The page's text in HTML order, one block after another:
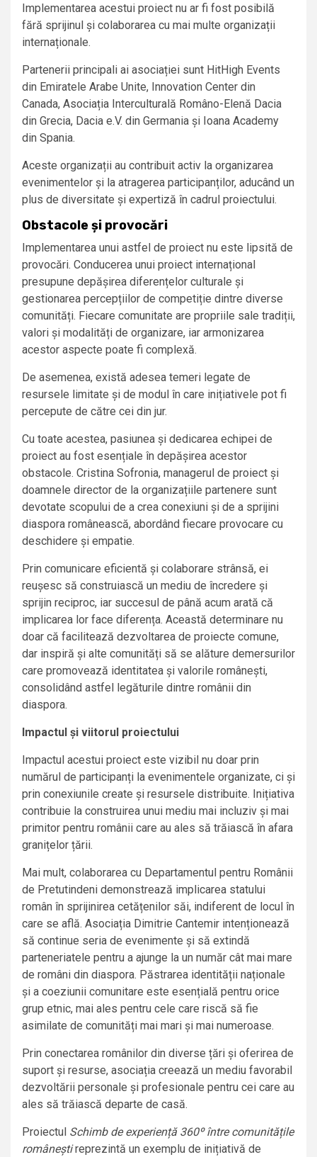
Implementarea acestui proiect nu ar fi fost posibilă
fără sprijinul și colaborarea cu mai multe organizații
internaționale.
Partenerii principali ai asociației sunt HitHigh Events
din Emiratele Arabe Unite, Innovation Center din
Canada, Asociația Interculturală Româno-Elenă Dacia
din Grecia, Dacia e.V. din Germania și Ioana Academy
din Spania.
Aceste organizații au contribuit activ la organizarea
evenimentelor și la atragerea participanților, aducând un
plus de diversitate și expertiză în cadrul proiectului.
Obstacole și provocări
Implementarea unui astfel de proiect nu este lipsită de
provocări. Conducerea unui proiect internațional
presupune depășirea diferențelor culturale și
gestionarea percepțiilor de competiție dintre diverse
comunități. Fiecare comunitate are propriile sale tradiții,
valori și modalități de organizare, iar armonizarea
acestor aspecte poate fi complexă.
De asemenea, există adesea temeri legate de
resursele limitate și de modul în care inițiativele pot fi
percepute de către cei din jur.
Cu toate acestea, pasiunea și dedicarea echipei de
proiect au fost esențiale în depășirea acestor
obstacole. Cristina Sofronia, managerul de proiect și
doamnele director de la organizațiile partenere sunt
devotate scopului de a crea conexiuni și de a sprijini
diaspora românească, abordând fiecare provocare cu
deschidere și empatie.
Prin comunicare eficientă și colaborare strânsă, ei
reușesc să construiască un mediu de încredere și
sprijin reciproc, iar succesul de până acum arată că
implicarea lor face diferența. Această determinare nu
doar că facilitează dezvoltarea de proiecte comune,
dar inspiră și alte comunități să se alăture demersurilor
care promovează identitatea și valorile românești,
consolidând astfel legăturile dintre românii din
diaspora.
Impactul și viitorul proiectului
Impactul acestui proiect este vizibil nu doar prin
numărul de participanți la evenimentele organizate, ci și
prin conexiunile create și resursele distribuite. Inițiativa
contribuie la construirea unui mediu mai incluziv și mai
primitor pentru românii care au ales să trăiască în afara
granițelor țării.
Mai mult, colaborarea cu Departamentul pentru Românii
de Pretutindeni demonstrează implicarea statului
român în sprijinirea cetățenilor săi, indiferent de locul în
care se află. Asociația Dimitrie Cantemir intenționează
să continue seria de evenimente și să extindă
parteneriatele pentru a ajunge la un număr cât mai mare
de români din diaspora. Păstrarea identității naționale
și a coeziunii comunitare este esențială pentru orice
grup etnic, mai ales pentru cele care riscă să fie
asimilate de comunități mai mari și mai numeroase.
Prin conectarea românilor din diverse țări și oferirea de
suport și resurse, asociația creează un mediu favorabil
dezvoltării personale și profesionale pentru cei care au
ales să trăiască departe de casă.
Proiectul Schimb de experiență 360º între comunitățile
româneștireprezintă un exemplu de inițiativă de